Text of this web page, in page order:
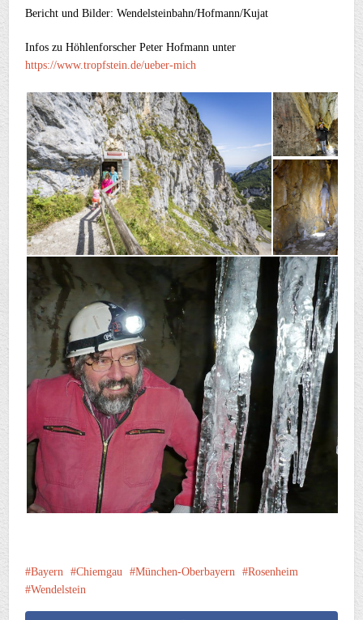
Bericht und Bilder: Wendelsteinbahn/Hofmann/Kujat
Infos zu Höhlenforscher Peter Hofmann unter
https://www.tropfstein.de/ueber-mich
Bayern Chiemgau München-Oberbayern
Rosenheim
Wendelstein